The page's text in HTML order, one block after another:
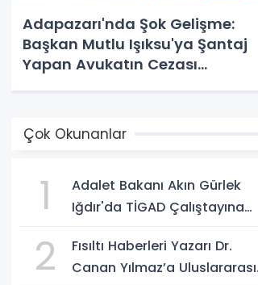
Adapazarı'nda Şok Gelişme:
Başkan Mutlu Işıksu'ya Şantaj
Yapan Avukatın Cezası
Çok Okunanlar
1
Adalet Bakanı Akın Gürlek
Iğdır'da TİGAD Çalıştayına
Sosyal Medya Düzenlemesi
Mesajı
2
Fısıltı Haberleri Yazarı Dr.
Canan Yılmaz’a Uluslararası